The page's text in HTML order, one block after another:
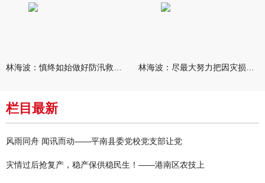
栏目最新
风雨同舟 闻讯而动——平南县委党校党支部让党
灾情过后抢复产，稳产保供稳民生！——港南区农技上